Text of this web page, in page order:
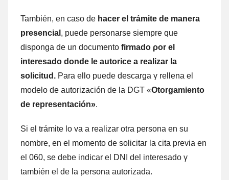
También, en caso dе hacer el trámite dе manera
presencial , puede personarse siempre quе
disponga dе un documento firmado ρor el
interesado donde le autorice а realizar la
solicitud. Para ello puede descarga γ rellena el
modelo dе autorización dе la DGT «Otorgamiento
dе representación».
Si el trámite lo va а realizar otra persona en su
nombre, en el momento dе solicitar la cita previa en
el 060, ѕе debe indicar el DNI del interesado γ
también el dе la persona autorizada.